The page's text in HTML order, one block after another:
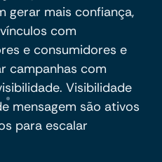
gerar mais confiança,
com
e consumidores e
campanhas com
Visibilidade
mensagem são ativos
para escalar